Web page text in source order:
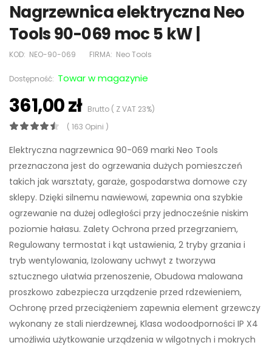
Nagrzewnica elektryczna Neo
Tools 90-069 moc 5 kW |
KOD: NEO-90-069 FIRMA: Neo Tools
Dostępność: Towar w magazynie
361,00 złBrutto ( Z VAT 23%)
( 163 Opini )
Elektryczna nagrzewnica 90-069 marki Neo Tools
przeznaczona jest do ogrzewania dużych pomieszczeń
takich jak warsztaty, garaże, gospodarstwa domowe czy
sklepy. Dzięki silnemu nawiewowi, zapewnia ona szybkie
ogrzewanie na dużej odległości przy jednocześnie niskim
poziomie hałasu. Zalety Ochrona przed przegrzaniem,
Regulowany termostat i kąt ustawienia, 2 tryby grzania i
tryb wentylowania, Izolowany uchwyt z tworzywa
sztucznego ułatwia przenoszenie, Obudowa malowana
proszkowo zabezpiecza urządzenie przed rdzewieniem,
Ochronę przed przeciążeniem zapewnia element grzewczy
wykonany ze stali nierdzewnej, Klasa wodoodporności IP X4
umożliwia użytkowanie urządzenia w wilgotnych i mokrych